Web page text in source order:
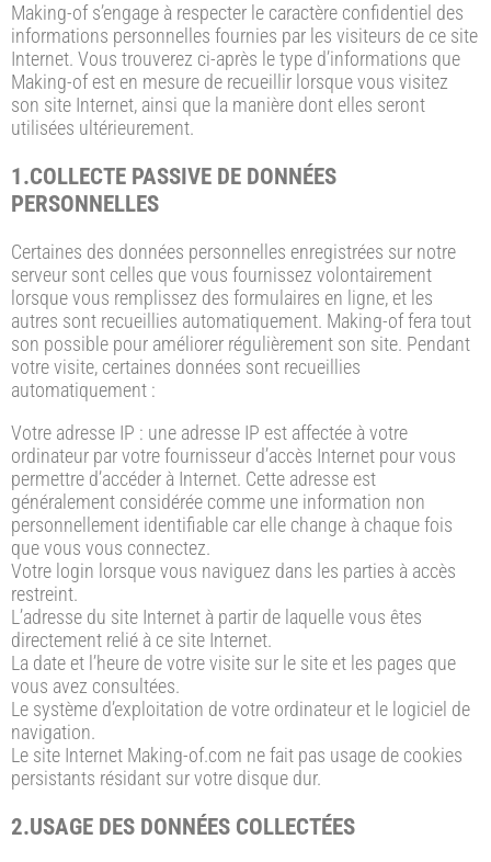
Making-of s’engage à respecter le caractère confidentiel des
informations personnelles fournies par les visiteurs de ce site
Internet. Vous trouverez ci-après le type d’informations que
Making-of est en mesure de recueillir lorsque vous visitez
son site Internet, ainsi que la manière dont elles seront
utilisées ultérieurement.
1.COLLECTE PASSIVE DE DONNÉES
PERSONNELLES
Certaines des données personnelles enregistrées sur notre
serveur sont celles que vous fournissez volontairement
lorsque vous remplissez des formulaires en ligne, et les
autres sont recueillies automatiquement. Making-of fera tout
son possible pour améliorer régulièrement son site. Pendant
votre visite, certaines données sont recueillies
automatiquement :
Votre adresse IP : une adresse IP est affectée à votre
ordinateur par votre fournisseur d’accès Internet pour vous
permettre d’accéder à Internet. Cette adresse est
généralement considérée comme une information non
personnellement identifiable car elle change à chaque fois
que vous vous connectez.
Votre login lorsque vous naviguez dans les parties à accès
restreint.
L’adresse du site Internet à partir de laquelle vous êtes
directement relié à ce site Internet.
La date et l’heure de votre visite sur le site et les pages que
vous avez consultées.
Le système d’exploitation de votre ordinateur et le logiciel de
navigation.
Le site Internet Making-of.com ne fait pas usage de cookies
persistants résidant sur votre disque dur.
2.USAGE DES DONNÉES COLLECTÉES